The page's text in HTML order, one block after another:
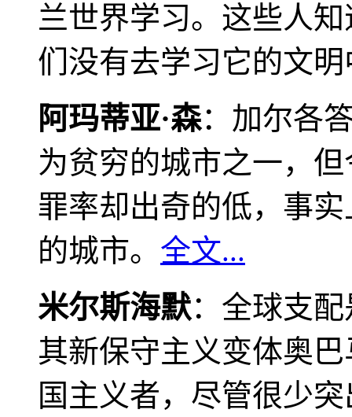
兰世界学习。这些人
们没有去学习它的文
阿玛蒂亚·森：加尔各
为贫穷的城市之一，
罪率却出奇的低，事
的城市。 全文...
米尔斯海默：全球支
其新保守主义变体奥
国主义者，尽管很少